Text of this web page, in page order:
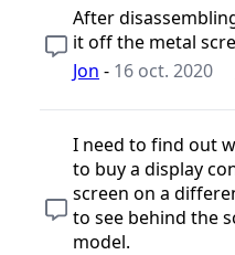
After
it off the metal
Jon - 16 oct. 2020
I need to find out
to buy a display
screen on a
to see behind the
model.